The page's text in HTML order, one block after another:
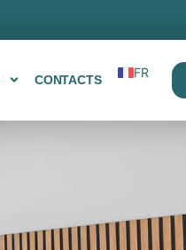
CONTACTS
FR